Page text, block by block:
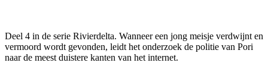
Deel 4 in de serie Rivierdelta. Wanneer een jong meisje verdwijnt en
vermoord wordt gevonden, leidt het onderzoek de politie van Pori
naar de meest duistere kanten van het internet.